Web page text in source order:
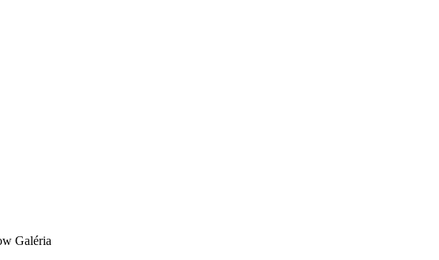
Galéria